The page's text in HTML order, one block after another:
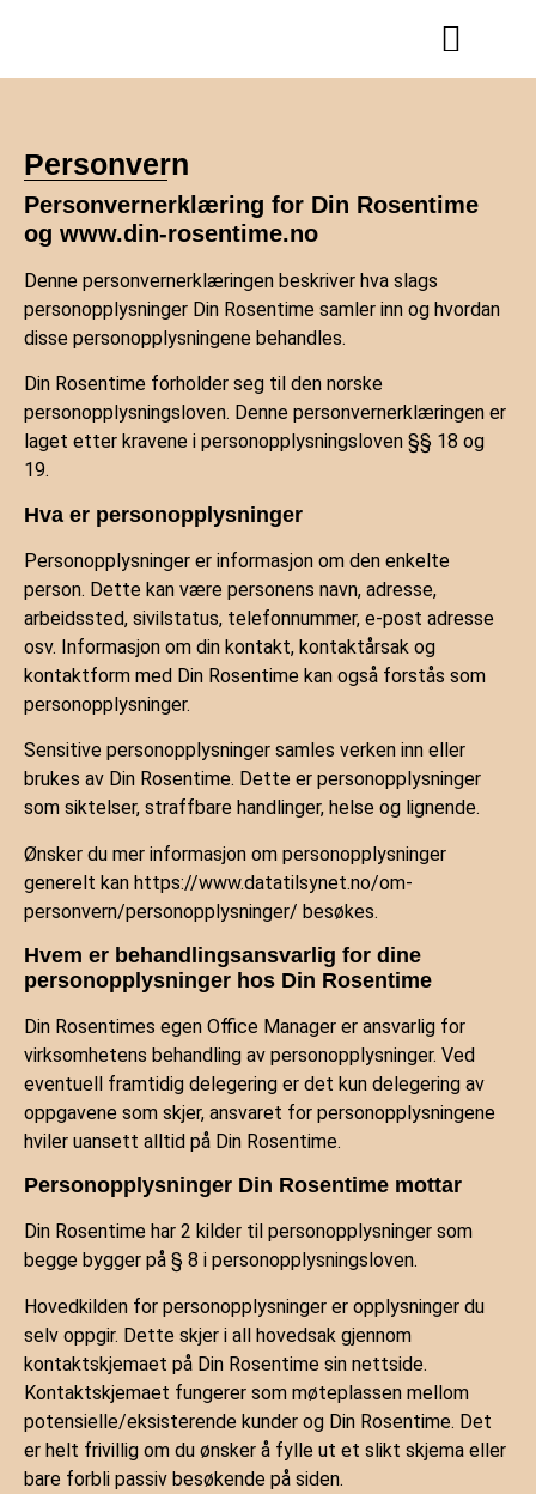
Personvern
Personvernerklæring for Din Rosentime
og www.din-rosentime.no
Denne personvernerklæringen beskriver hva slags
personopplysninger Din Rosentime samler inn og hvordan
disse personopplysningene behandles.
Din Rosentime forholder seg til den norske
personopplysningsloven. Denne personvernerklæringen er
laget etter kravene i personopplysningsloven §§ 18 og
19.
Hva er personopplysninger
Personopplysninger er informasjon om den enkelte
person. Dette kan være personens navn, adresse,
arbeidssted, sivilstatus, telefonnummer, e-post adresse
osv. Informasjon om din kontakt, kontaktårsak og
kontaktform med Din Rosentime kan også forstås som
personopplysninger.
Sensitive personopplysninger samles verken inn eller
brukes av Din Rosentime. Dette er personopplysninger
som siktelser, straffbare handlinger, helse og lignende.
Ønsker du mer informasjon om personopplysninger
generelt kan https://www.datatilsynet.no/om-
personvern/personopplysninger/ besøkes.
Hvem er behandlingsansvarlig for dine
personopplysninger hos Din Rosentime
Din Rosentimes egen Office Manager er ansvarlig for
virksomhetens behandling av personopplysninger. Ved
eventuell framtidig delegering er det kun delegering av
oppgavene som skjer, ansvaret for personopplysningene
hviler uansett alltid på Din Rosentime.
Personopplysninger Din Rosentime mottar
Din Rosentime har 2 kilder til personopplysninger som
begge bygger på § 8 i personopplysningsloven.
Hovedkilden for personopplysninger er opplysninger du
selv oppgir. Dette skjer i all hovedsak gjennom
kontaktskjemaet på Din Rosentime sin nettside.
Kontaktskjemaet fungerer som møteplassen mellom
potensielle/eksisterende kunder og Din Rosentime. Det
er helt frivillig om du ønsker å fylle ut et slikt skjema eller
bare forbli passiv besøkende på siden.